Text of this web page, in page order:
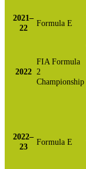
2021–
22
Formula E
2022
FIA Formula
2
Championship
2022–
23
Formula E